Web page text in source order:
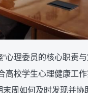
心理委员的核心职责
高校学生心理健康工
周如何及时发现并